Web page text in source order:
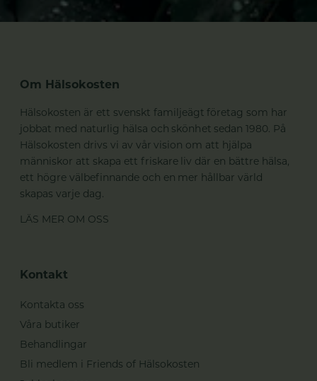
Om Hälsokosten
Hälsokosten är ett svenskt familjeägt företag som har
jobbat med naturlig hälsa och skönhet sedan 1980. På
Hälsokosten drivs vi av vår vision om att hjälpa
människor att skapa ett friskare liv där en bättre hälsa,
ett högre välbefinnande och en mer hållbar värld
skapas varje dag.
LÄS MER OM OSS
Kontakt
Kontakta oss
Våra butiker
Behandlingar
Bli medlem i Friends of Hälsokosten